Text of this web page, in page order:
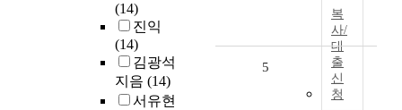
(14)
진익
(14)
김광석
지음 (14)
서유현
복
사/
대
출
신
청
5